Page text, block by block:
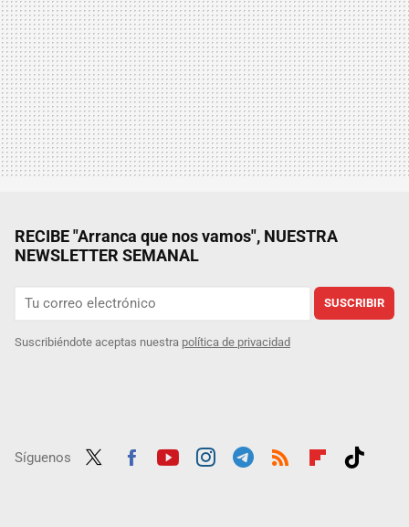
RECIBE "Arranca que nos vamos", NUESTRA
NEWSLETTER SEMANAL
SUSCRIBIR
Suscribiéndote aceptas nuestra política de privacidad
Síguenos